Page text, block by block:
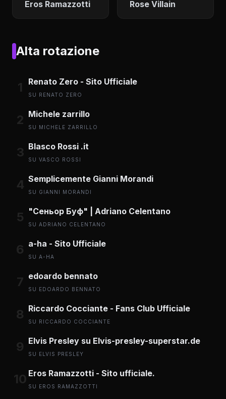
Eros Ramazzotti Rose Villain
Alta rotazione
1 Renato Zero - Sito Ufficiale
SU RENATO ZERO
2 Michele zarrillo
SU MICHELE ZARRILLO
3 Blasco Rossi .it
SU VASCO ROSSI
4 Semplicemente Gianni Morandi
SU GIANNI MORANDI
5 "Сеньор Буф" | Adriano Celentano
SU ADRIANO CELENTANO
6 a-ha - Sito Ufficiale
SU A-HA
7 edoardo bennato
SU EDOARDO BENNATO
8 Riccardo Cocciante - Fans Club Ufficiale
SU RICCARDO COCCIANTE
9 Elvis Presley su Elvis-presley-superstar.de
SU ELVIS PRESLEY
10 Eros Ramazzotti - Sito ufficiale.
SU EROS RAMAZZOTTI